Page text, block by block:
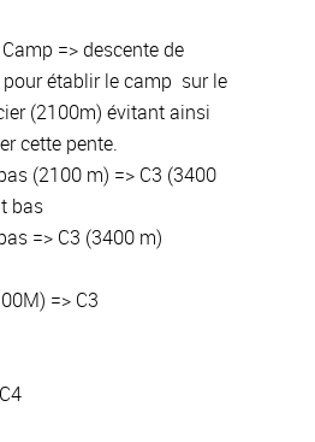
=> descente de
établir le camp sur le
(2100m) évitant ainsi
cette pente.
(2100 m) => C3 (3400
bas
=> C3 (3400 m)
=> C3